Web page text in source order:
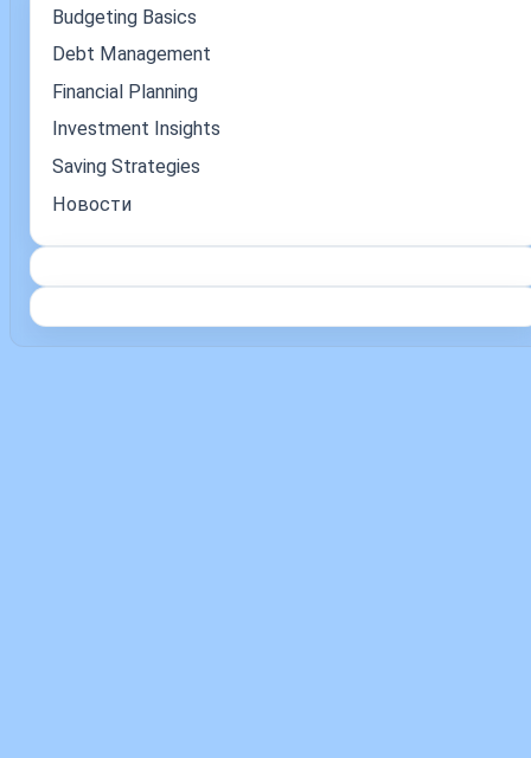
Budgeting Basics
Debt Management
Financial Planning
Investment Insights
Saving Strategies
Новости